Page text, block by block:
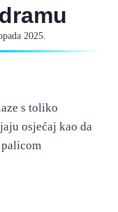
2025.